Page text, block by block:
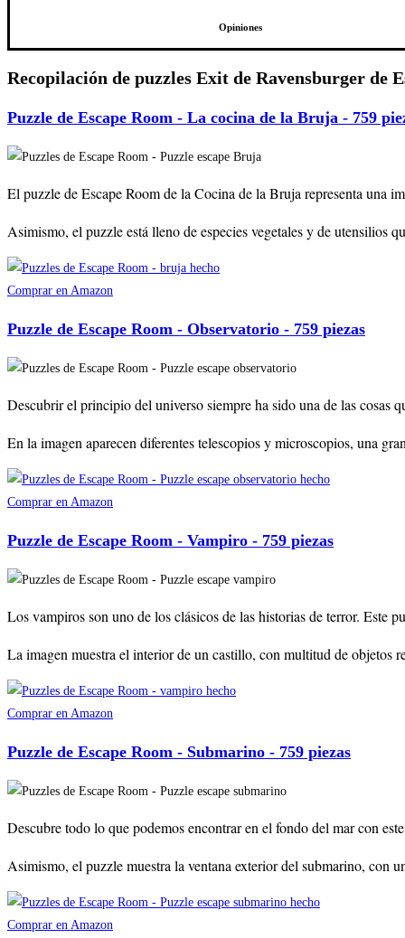
Opiniones
Recopilación de puzzles Exit de Ravensburger de
Puzzle de Escape Room - La cocina de la Bruja - 759
El puzzle de Escape Room de la Cocina de la Bruja representa una
Asimismo, el puzzle está lleno de especies vegetales y de utensilios
Comprar en Amazon
Puzzle de Escape Room - Observatorio - 759 piezas
Descubrir el principio del universo siempre ha sido una de las cosas
En la imagen aparecen diferentes telescopios y microscopios, una
Comprar en Amazon
Puzzle de Escape Room - Vampiro - 759 piezas
Los vampiros son uno de los clásicos de las historias de terror. Este
La imagen muestra el interior de un castillo, con multitud de objetos
Comprar en Amazon
Puzzle de Escape Room - Submarino - 759 piezas​
Descubre todo lo que podemos encontrar en el fondo del mar con
Asimismo, el puzzle muestra la ventana exterior del submarino, con
Comprar en Amazon